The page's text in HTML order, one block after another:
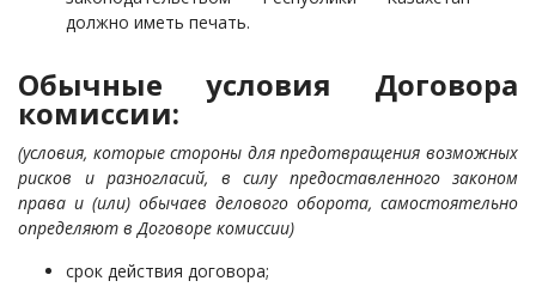
должно иметь печать.
Обычные условия Договора
комиссии:
(условия, которые стороны для предотвращения возможных
рисков и разногласий, в силу предоставленного законом
права и (или) обычаев делового оборота, самостоятельно
определяют в Договоре комиссии)
срок действия договора;